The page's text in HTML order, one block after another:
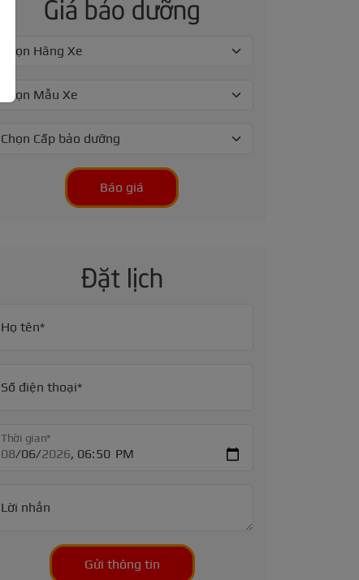
Giá bảo dưỡng
Báo giá
Đặt lịch
Họ tên*
Số điện thoại*
Thời gian*
Lời nhắn
Gửi thông tin